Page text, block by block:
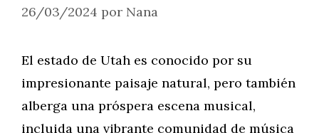
26/03/2024 por Nana
El estado de Utah es conocido por su
impresionante paisaje natural, pero también
alberga una próspera escena musical,
incluida una vibrante comunidad de música